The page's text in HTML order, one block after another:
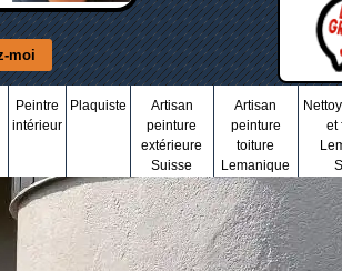
Peintre
intérieur
Plaquiste
Artisan
peinture
extérieure
Suisse
Artisan
peinture
toiture
Lemanique
et